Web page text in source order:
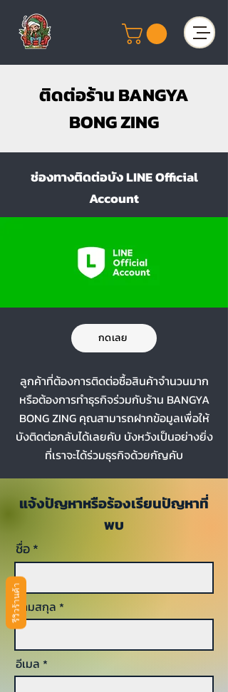
ติดต่อร้าน BANGYA
BONG ZING
ช่องทางติดต่อบัง LINE Official
Account
กดเลย
ลูกค้าที่ต้องการติดต่อซื้อสินค้าจำนวนมาก
หรือต้องการทำธุรกิจร่วมกับร้าน BANGYA
BONG ZING คุณสามารถฝากข้อมูลเพื่อให้
บังติดต่อกลับได้เลยคับ บังหวังเป็นอย่างยิ่ง
ที่เราจะได้ร่วมธุรกิจด้วยกัญคับ
แจ้งปัญหาหรือร้องเรียนปัญหาที่
พบ
ชื่อ
นามสกุล
อีเมล
รีวิวร้านค้า